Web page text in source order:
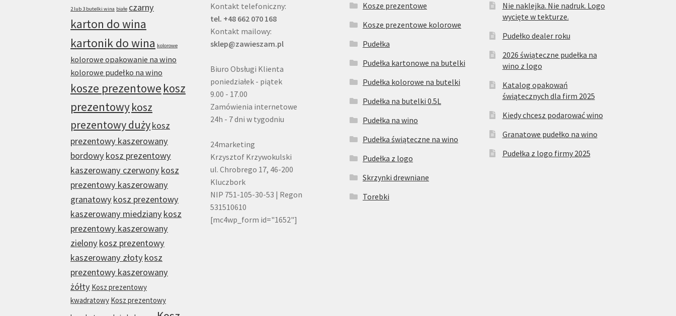
2 lub 3 butelki wina białe czarny
karton do wina
kartonik do wina kolorowe
kolorowe opakowanie na wino
kolorowe pudełko na wino
kosze prezentowe kosz
prezentowykosz
prezentowy dużykosz
prezentowy kaszerowany
bordowykosz prezentowy
kaszerowany czerwonykosz
prezentowy kaszerowany
granatowykosz prezentowy
kaszerowany miedzianykosz
prezentowy kaszerowany
zielonykosz prezentowy
kaszerowany złotykosz
prezentowy kaszerowany
żółty Kosz prezentowy
kwadratowy Kosz prezentowy
Kontakt telefoniczny:
tel. +48 662 070 168
Kontakt mailowy:
sklep@zawieszam.pl
Biuro Obsługi Klienta
poniedziałek - piątek
9.00 - 17.00
Zamówienia internetowe
24h - 7 dni w tygodniu
24marketing
Krzysztof Krzywokulski
ul. Chrobrego 17, 46-200
Kluczbork
NIP 751-105-30-53 | Regon
531510610
[mc4wp_form id="1652"]
Kosze prezentowe
Kosze prezentowe kolorowe
Pudełka
Pudełka kartonowe na butelki
Pudełka kolorowe na butelki
Pudełka na butelki 0.5L
Pudełka na wino
Pudełka świąteczne na wino
Pudełka z logo
Skrzynki drewniane
Torebki
Nie naklejka. Nie nadruk. Logo
wycięte w tekturze.
Pudełko dealer roku
2026 świąteczne pudełka na
wino z logo
Katalog opakowań
świątecznych dla firm 2025
Kiedy chcesz podarować wino
Granatowe pudełko na wino
Pudełka z logo firmy 2025